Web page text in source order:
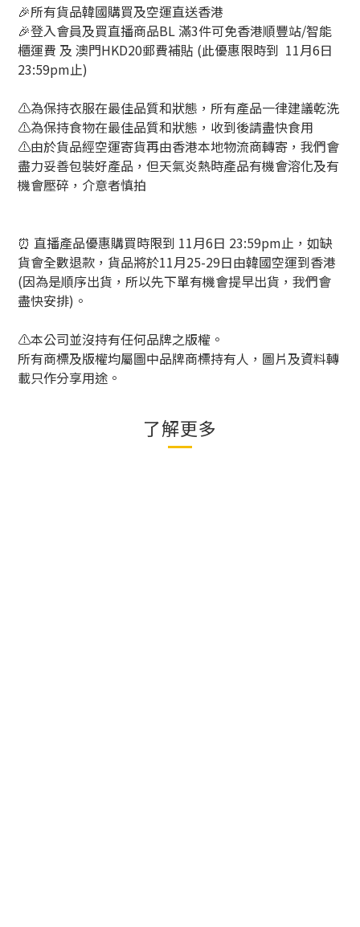
🎉所有貨品韓國購買及空運直送香港
🎉登入會員及買直播商品BL 滿3件可免香港順豐站/智能
櫃運費 及 澳門HKD20郵費補貼 (此優惠限時到 11月6日
23:59pm止)
⚠️為保持衣服在最佳品質和狀態，所有產品一律建議乾洗
⚠️為保持食物在最佳品質和狀態，收到後請盡快食用
⚠️由於貨品經空運寄貨再由香港本地物流商轉寄，我們會
盡力妥善包裝好產品，但天氣炎熱時產品有機會溶化及有
機會壓碎，介意者慎拍
⏰ 直播產品優惠購買時限到 11月6日 23:59pm止，如缺
貨會全數退款，貨品將於11月25-29日由韓國空運到香港
(因為是順序出貨，所以先下單有機會提早出貨，我們會
盡快安排)。
⚠️本公司並沒持有任何品牌之版權。
所有商標及版權均屬圖中品牌商標持有人，圖片及資料轉
載只作分享用途。
了解更多